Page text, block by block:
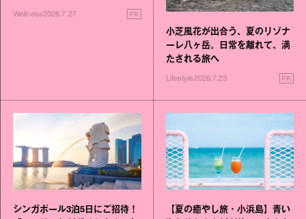
いこと毎日》シリーズが誕生
Wellness2026.7.27 PR
小芝風花が出合う、夏のリゾナ
ーレ八ヶ岳。日常を離れて、満
たされる旅へ
Lifestyle2026.7.23 PR
シンガポール3泊5日にご招待！ 【夏の癒やし旅・小浜島】青い